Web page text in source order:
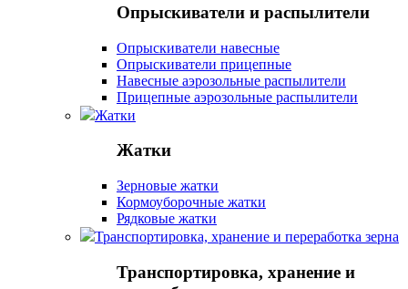
Опрыскиватели и распылители
Опрыскиватели навесные
Опрыскиватели прицепные
Навесные аэрозольные распылители
Прицепные аэрозольные распылители
Жатки
Жатки
Зерновые жатки
Кормоуборочные жатки
Рядковые жатки
Транспортировка, хранение и переработка зерна
Транспортировка, хранение и